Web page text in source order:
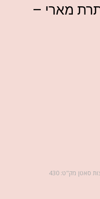
מארי –
סאטן מק"ט: 430